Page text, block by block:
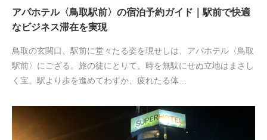
アパホテル〈鳥取駅前〉の宿泊予約ガイド｜駅前で快適
なビジネス滞在を実現
鳥取の玄関口、駅前に堂々たる姿を現せしは、アパホテル〈鳥取
駅前〉にござる。旅の徒にとりて、時を無駄にせぬ立地はまさし
く宝。駅より歩を進めてわずか、疲れたる体…